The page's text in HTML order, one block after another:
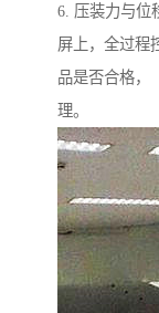
6. 压装力与位
屏上，全过程
品是否合格，
理。